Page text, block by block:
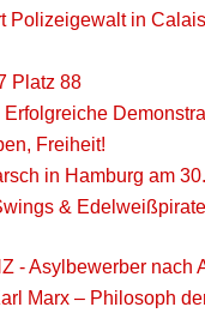
Polizeigewalt in
Platz 88
Freiheit!
in Hamburg am
&
- Asylbewerber nach
Marx – Philosoph